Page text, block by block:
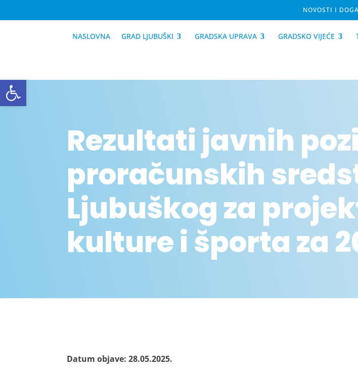
NOVOSTI I
NASLOVNA GRAD LJUBUŠKI GRADSKA UPRAVA GRADSKO VIJEĆE
Rezultati javnih
proračunskih
Ljubuškog za
kulture i športa za
Datum objave: 28.05.2025.
Open toolbar